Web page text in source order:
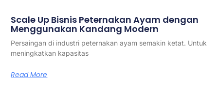
Scale Up Bisnis Peternakan Ayam dengan
Menggunakan Kandang Modern
Persaingan di industri peternakan ayam semakin ketat. Untuk
meningkatkan kapasitas
Read More